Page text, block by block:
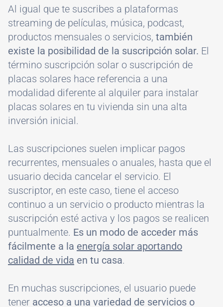
Al igual que te suscribes a plataformas
streaming de películas, música, podcast,
productos mensuales o servicios, también
existe la posibilidad de la suscripción solar. El
término suscripción solar o suscripción de
placas solares hace referencia a una
modalidad diferente al alquiler para instalar
placas solares en tu vivienda sin una alta
inversión inicial.
Las suscripciones suelen implicar pagos
recurrentes, mensuales o anuales, hasta que el
usuario decida cancelar el servicio. El
suscriptor, en este caso, tiene el acceso
continuo a un servicio o producto mientras la
suscripción esté activa y los pagos se realicen
puntualmente. Es un modo de acceder más
fácilmente a la energía solar aportando
calidad de vida en tu casa.
En muchas suscripciones, el usuario puede
tener acceso a una variedad de servicios o